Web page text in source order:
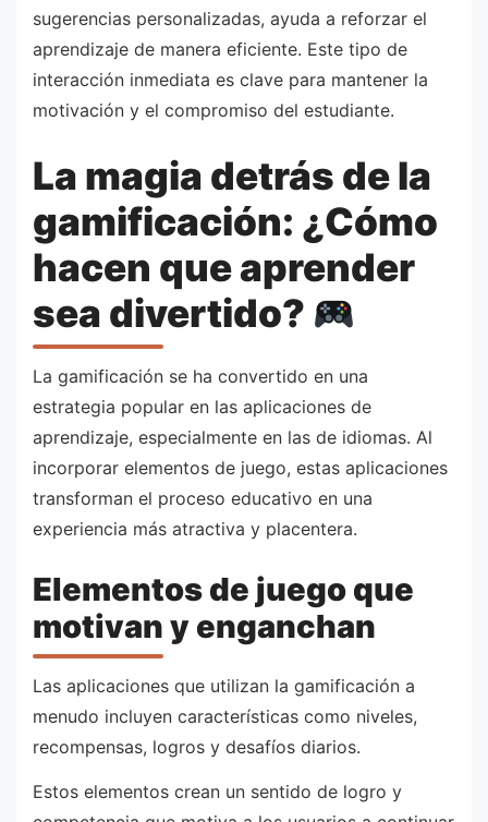
sugerencias personalizadas, ayuda a reforzar el
aprendizaje de manera eficiente. Este tipo de
interacción inmediata es clave para mantener la
motivación y el compromiso del estudiante.
La magia detrás de la
gamificación: ¿Cómo
hacen que aprender
sea divertido?
La gamificación se ha convertido en una
estrategia popular en las aplicaciones de
aprendizaje, especialmente en las de idiomas. Al
incorporar elementos de juego, estas aplicaciones
transforman el proceso educativo en una
experiencia más atractiva y placentera.
Elementos de juego que
motivan y enganchan
Las aplicaciones que utilizan la gamificación a
menudo incluyen características como niveles,
recompensas, logros y desafíos diarios.
Estos elementos crean un sentido de logro y